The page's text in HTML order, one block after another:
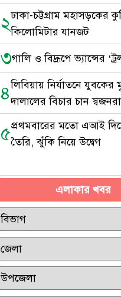
২ঢাকা-চট্টগ্রাম মহাসড়কের
কিলোমিটার যানজট
৩গালি ও বিদ্রূপে ভ্যান্সের
৪লিবিয়ায় নির্যাতনে যুবকের
দালালের বিচার চান স্বজনরা
৫প্রথমবারের মতো এআই
তৈরি, ঝুঁকি নিয়ে উদ্বেগ
এলাকার খবর